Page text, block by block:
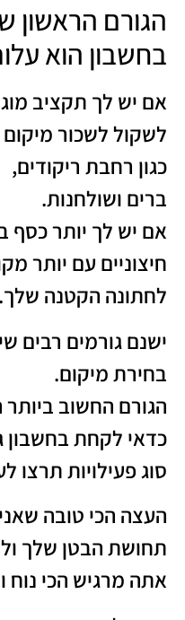
הגורם הראשון
בחשבון הוא
אם יש לך תקציב
לשקול לשכור
כגון רחבת ריקודים,
ברים ושולחנות.
אם יש לך יותר כסף
חיצוניים עם יותר
לחתונה הקטנה שלך.
ישנם גורמים רבים
בחירת מיקום.
הגורם החשוב
כדאי לקחת בחשבון
סוג פעילויות תרצו
העצה הכי טובה
תחושת הבטן שלך
אתה מרגיש הכי נוח